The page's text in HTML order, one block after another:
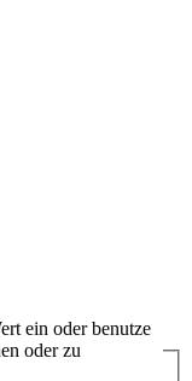
ein oder benutze
oder zu